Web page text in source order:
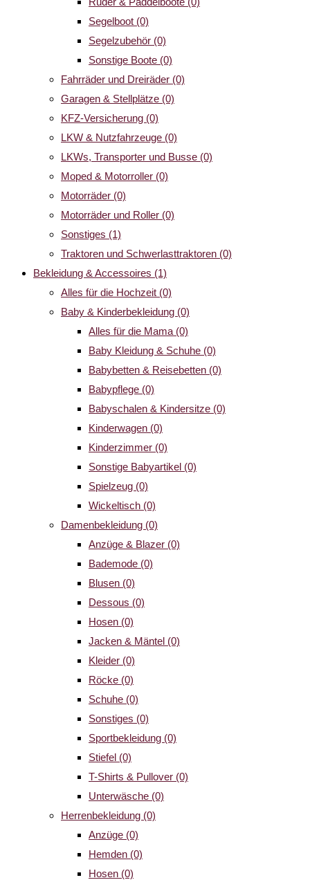
Segelboot (0)
Segelzubehör (0)
Sonstige Boote (0)
Fahrräder und Dreiräder (0)
Garagen & Stellplätze (0)
KFZ-Versicherung (0)
LKW & Nutzfahrzeuge (0)
LKWs, Transporter und Busse (0)
Moped & Motorroller (0)
Motorräder (0)
Motorräder und Roller (0)
Sonstiges (1)
Traktoren und Schwerlasttraktoren (0)
Bekleidung & Accessoires (1)
Alles für die Hochzeit (0)
Baby & Kinderbekleidung (0)
Alles für die Mama (0)
Baby Kleidung & Schuhe (0)
Babybetten & Reisebetten (0)
Babypflege (0)
Babyschalen & Kindersitze (0)
Kinderwagen (0)
Kinderzimmer (0)
Sonstige Babyartikel (0)
Spielzeug (0)
Wickeltisch (0)
Damenbekleidung (0)
Anzüge & Blazer (0)
Bademode (0)
Blusen (0)
Dessous (0)
Hosen (0)
Jacken & Mäntel (0)
Kleider (0)
Röcke (0)
Schuhe (0)
Sonstiges (0)
Sportbekleidung (0)
Stiefel (0)
T-Shirts & Pullover (0)
Unterwäsche (0)
Herrenbekleidung (0)
Anzüge (0)
Hemden (0)
Hosen (0)